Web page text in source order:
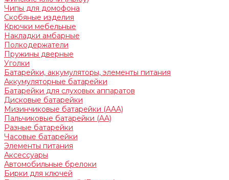
Чипы для домофона
Скобяные изделия
Крючки мебельные
Накладки амбарные
Полкодержатели
Пружины дверные
Уголки
Батарейки, аккумуляторы, элементы питания
Аккумуляторные батарейки
Батарейки для слуховых аппаратов
Дисковые батарейки
Мизинчиковые батарейки (AAA)
Пальчиковые батарейки (AA)
Разные батарейки
Часовые батарейки
Элементы питания
Аксессуары
Автомобильные брелоки
Бирки для ключей